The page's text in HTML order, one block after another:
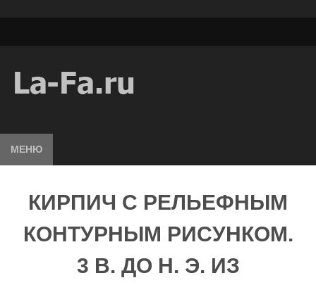
МЕНЮ
КИРПИЧ С РЕЛЬЕФНЫМ
КОНТУРНЫМ РИСУНКОМ.
3 В. ДО Н. Э. ИЗ